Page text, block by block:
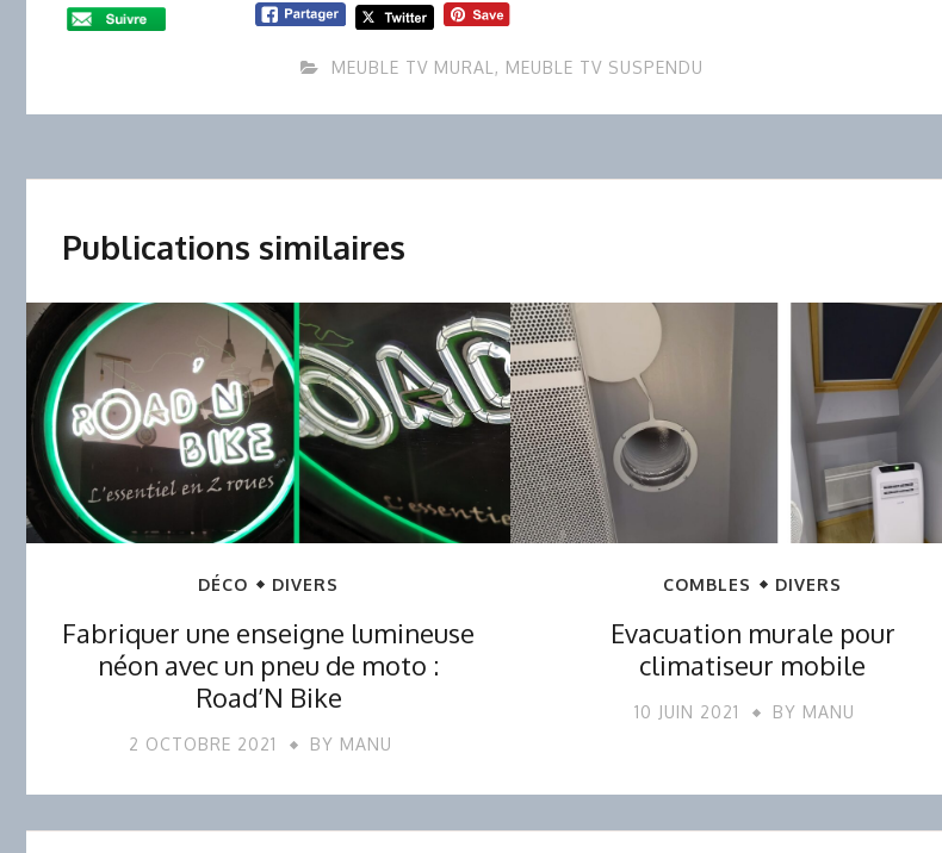
MEUBLE TV MURAL , MEUBLE TV SUSPENDU
Publications similaires
DÉCO DIVERS
Fabriquer une enseigne lumineuse
néon avec un pneu de moto :
Road’N Bike
2 OCTOBRE 2021 BY MANU
COMBLES DIVERS
Evacuation murale pour
climatiseur mobile
10 JUIN 2021 BY MANU